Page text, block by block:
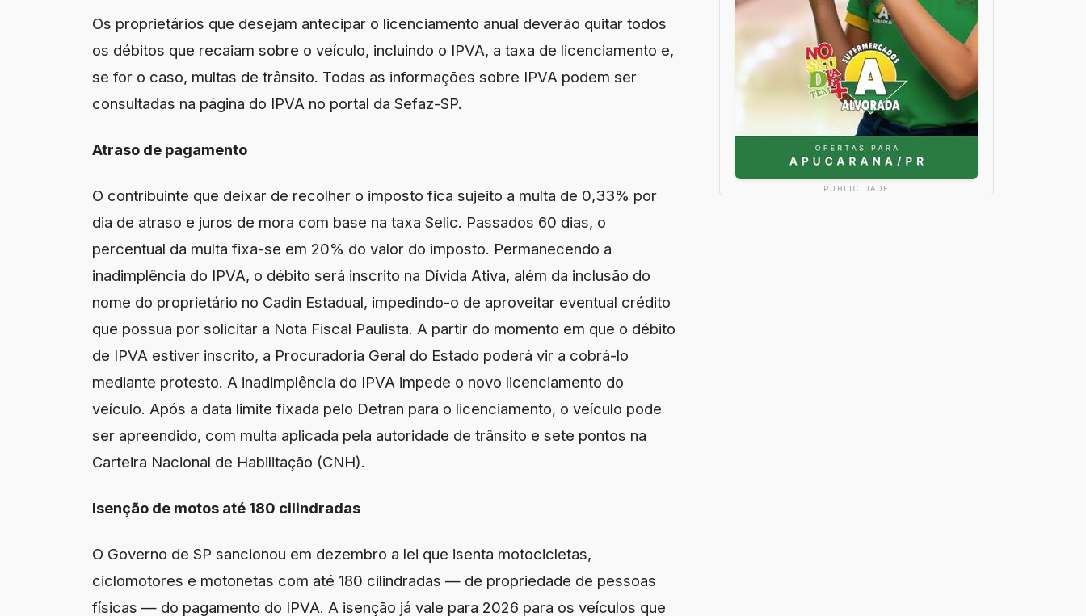
Os proprietários que desejam antecipar o licenciamento anual deverão quitar todos
os débitos que recaiam sobre o veículo, incluindo o IPVA, a taxa de licenciamento e,
se for o caso, multas de trânsito. Todas as informações sobre IPVA podem ser
consultadas na página do IPVA no portal da Sefaz-SP.
Atraso de pagamento
O contribuinte que deixar de recolher o imposto fica sujeito a multa de 0,33% por
dia de atraso e juros de mora com base na taxa Selic. Passados 60 dias, o
percentual da multa fixa-se em 20% do valor do imposto. Permanecendo a
inadimplência do IPVA, o débito será inscrito na Dívida Ativa, além da inclusão do
nome do proprietário no Cadin Estadual, impedindo-o de aproveitar eventual crédito
que possua por solicitar a Nota Fiscal Paulista. A partir do momento em que o débito
de IPVA estiver inscrito, a Procuradoria Geral do Estado poderá vir a cobrá-lo
mediante protesto. A inadimplência do IPVA impede o novo licenciamento do
veículo. Após a data limite fixada pelo Detran para o licenciamento, o veículo pode
ser apreendido, com multa aplicada pela autoridade de trânsito e sete pontos na
Carteira Nacional de Habilitação (CNH).
Isenção de motos até 180 cilindradas
O Governo de SP sancionou em dezembro a lei que isenta motocicletas,
ciclomotores e motonetas com até 180 cilindradas — de propriedade de pessoas
físicas — do pagamento do IPVA. A isenção já vale para 2026 para os veículos que
PUBLICIDADE